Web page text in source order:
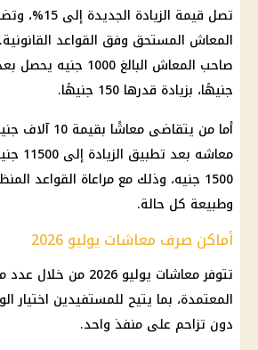
تصل قيمة
المعاش المستحق وفق القواعد
جنيهًا، بزيادة قدرها 150 جنيهًا.
أما من يتقاضى
معاشه
1500 جنيه، وذلك مع مراعاة القواعد
وطبيعة كل حالة.
أماكن صرف معاشات يوليو 2026
تتوفرمعاشات يوليو 2026
من خلال عدد
المعتمدة، بما يتيح للمستفيدين اختيار
دون تزاحم على منفذ واحد.